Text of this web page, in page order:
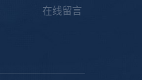
在线留言